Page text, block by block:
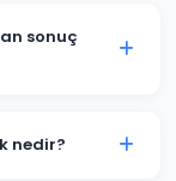
sonuç
nedir?